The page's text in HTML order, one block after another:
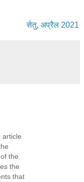
सेतु, अप्रैल 2021
article
the
the
that